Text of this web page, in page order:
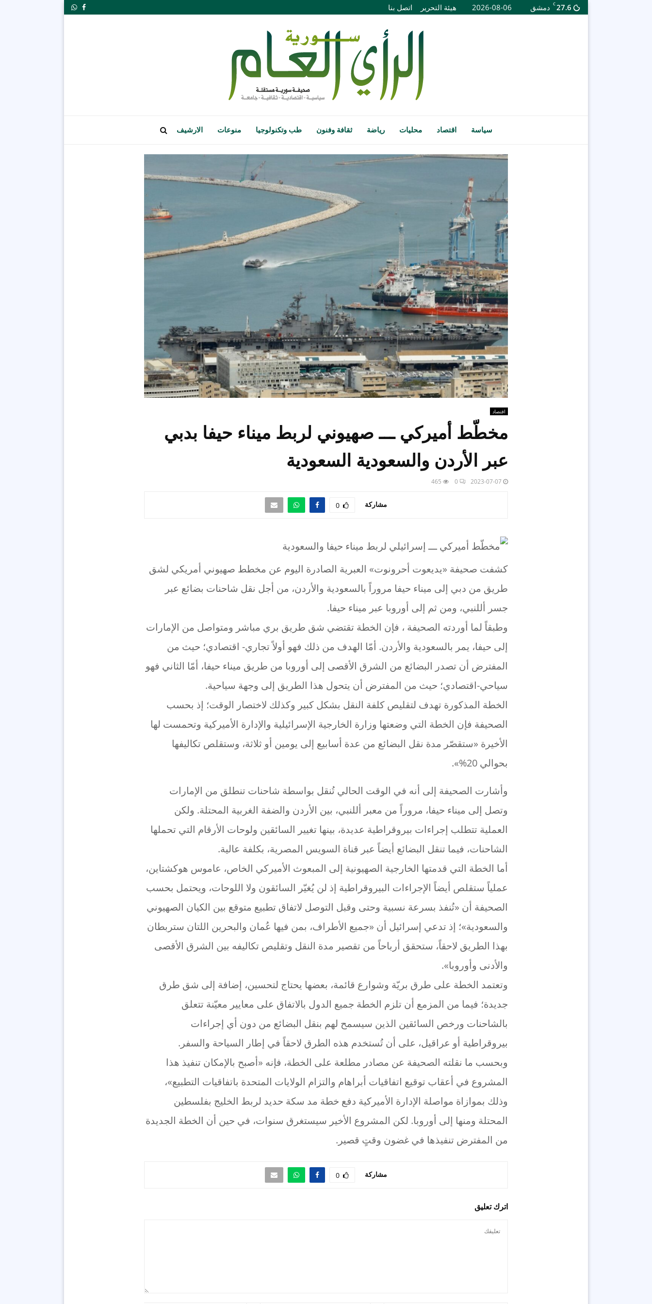
27.6
C دمشق 2026-08-06 هيئة التحرير اتصل بنا Facebook
Whatsapp
سياسة اقتصاد محليات رياضة ثقافة وفنون طب وتكنولوجيا منوعات الارشيف
اقتصاد
مخطّط أميركي ـــ صهيوني لربط ميناء حيفا بدبي
عبر الأردن والسعودية السعودية
2023-07-07
0
465
مشاركة 0
كشفت صحيفة «يديعوت أحرونوت» العبرية الصادرة اليوم عن مخطط صهيوني أمريكي لشق
طريق من دبي إلى ميناء حيفا مروراً بالسعودية والأردن، من أجل نقل شاحنات بضائع عبر
جسر أللنبي، ومن ثم إلى أوروبا عبر ميناء حيفا.
وطبقاً لما أوردته الصحيفة ، فإن الخطة تقتضي شق طريق بري مباشر ومتواصل من الإمارات
إلى حيفا، يمر بالسعودية والأردن. أمّا الهدف من ذلك فهو أولاً تجاري- اقتصادي؛ حيث من
المفترض أن تصدر البضائع من الشرق الأقصى إلى أوروبا من طريق ميناء حيفا، أمّا الثاني فهو
سياحي-اقتصادي؛ حيث من المفترض أن يتحول هذا الطريق إلى وجهة سياحية.
الخطة المذكورة تهدف لتقليص كلفة النقل بشكل كبير وكذلك لاختصار الوقت؛ إذ بحسب
الصحيفة فإن الخطة التي وضعتها وزارة الخارجية الإسرائيلية والإدارة الأميركية وتحمست لها
الأخيرة «ستقصّر مدة نقل البضائع من عدة أسابيع إلى يومين أو ثلاثة، وستقلص تكاليفها
بحوالي 20%».
وأشارت الصحيفة إلى أنه في الوقت الحالي تُنقل بواسطة شاحنات تنطلق من الإمارات
وتصل إلى ميناء حيفا، مروراً من معبر أللنبي، بين الأردن والضفة الغربية المحتلة. ولكن
العملية تتطلب إجراءات بيروقراطية عديدة، بينها تغيير السائقين ولوحات الأرقام التي تحملها
الشاحنات، فيما تنقل البضائع أيضاً عبر قناة السويس المصرية، بكلفة عالية.
أما الخطة التي قدمتها الخارجية الصهيونية إلى المبعوث الأميركي الخاص، عاموس هوكشتاين،
عملياً ستقلص أيضاً الإجراءات البيروقراطية إذ لن يُغيّر السائقون ولا اللوحات، ويحتمل بحسب
الصحيفة أن «تُنفذ بسرعة نسبية وحتى وقبل التوصل لاتفاق تطبيع متوقع بين الكيان الصهيوني
والسعودية»؛ إذ تدعي إسرائيل أن «جميع الأطراف، بمن فيها عُمان والبحرين اللتان ستربطان
بهذا الطريق لاحقاً، ستحقق أرباحاً من تقصير مدة النقل وتقليص تكاليفه بين الشرق الأقصى
والأدنى وأوروبا».
وتعتمد الخطة على طرق بريّة وشوارع قائمة، بعضها يحتاج لتحسين، إضافة إلى شق طرق
جديدة؛ فيما من المزمع أن تلزم الخطة جميع الدول بالاتفاق على معايير معيّنة تتعلق
بالشاحنات ورخص السائقين الذين سيسمح لهم بنقل البضائع من دون أي إجراءات
بيروقراطية أو عراقيل، على أن تُستخدم هذه الطرق لاحقاً في إطار السياحة والسفر.
وبحسب ما نقلته الصحيفة عن مصادر مطلعة على الخطة، فإنه «أصبح بالإمكان تنفيذ هذا
المشروع في أعقاب توقيع اتفاقيات أبراهام والتزام الولايات المتحدة باتفاقيات التطبيع»،
وذلك بموازاة مواصلة الإدارة الأميركية دفع خطة مد سكة حديد لربط الخليج بفلسطين
المحتلة ومنها إلى أوروبا. لكن المشروع الأخير سيستغرق سنوات، في حين أن الخطة الجديدة
من المفترض تنفيذها في غضون وقتٍ قصير.
مشاركة 0
اترك تعليق